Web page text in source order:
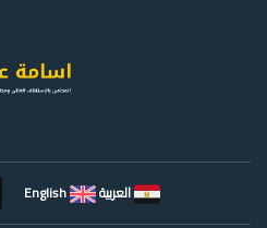
العربية English